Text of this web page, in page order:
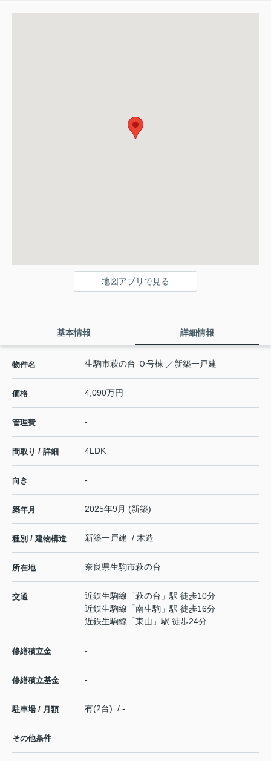
地図アプリで見る
基本情報 詳細情報
物件名 生駒市萩の台 Ｏ号棟 ／新築一戸建
価格 4,090万円
管理費 -
間取り / 詳細 4LDK
向き -
築年月 2025年9月 (新築)
種別 / 建物構造 新築一戸建 / 木造
所在地 奈良県生駒市萩の台
交通 近鉄生駒線 「萩の台 」駅 徒歩10分
近鉄生駒線 「南生駒 」駅 徒歩16分
近鉄生駒線 「東山 」駅 徒歩24分
修繕積立金 -
修繕積立基金 -
駐車場 / 月額 有(2台) / -
その他条件